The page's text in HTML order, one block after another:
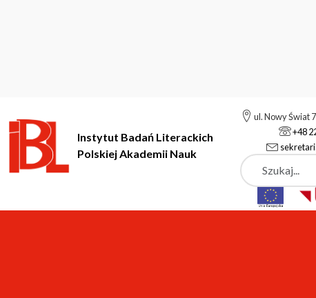
Instytut Badań Literackich
Polskiej Akademii Nauk
ul. Nowy Świat
+48
Szukaj